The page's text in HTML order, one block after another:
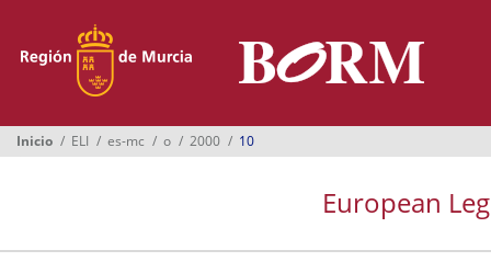
Boletines
Ayuntamientos
Inicio ELI es-mc o 2000 10
European